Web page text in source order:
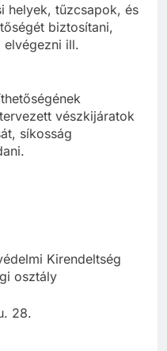
helyek, tűzcsapok, és
biztosítani,
elvégezni ill.
vészkijáratok
síkosság
Kirendeltség
osztály
28.